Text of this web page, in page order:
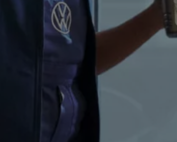
radia
pojazdem
oraz dane techniczne